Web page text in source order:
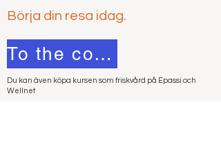
Börja din resa idag.
To the course
Du kan även köpa kursen som friskvård på Epassi och
Wellnet